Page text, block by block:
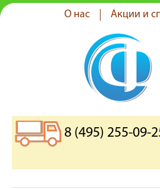
О нас Акции и
8 (495) 255-09-